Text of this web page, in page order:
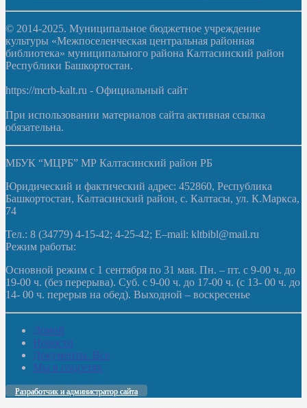
© 2014-2025. Муниципальное бюджетное учреждение
культуры «Межпоселенческая центральная районная
библиотека» муниципального района Калтасинский район
Республики Башкортостан.
https://mcrb-kalt.ru - Официальный сайт
При использовании материалов сайта активная ссылка
обязательна.
МБУК “МЦРБ” МР Калтасинский район РБ
Юридический и фактический адрес: 452860, Республика
Башкортостан, Калтасинский район, с. Калтасы, ул. К.Маркса,
74
Тел.: 8 (34779) 4-15-42; 4-25-42; E–mail: kltbibl@mail.ru
Режим работы:
Основной режим с 1 сентября по 31 мая. Пн. – пт. с 9-00 ч. до
19-00 ч. (без перерыва). Суб. с 9-00 ч. до 17-00 ч. (с 13- 00 ч. до
14- 00 ч. перерыв на обед). Выходной – воскресенье
Домой
Новости
Документы. Все
Мы в соцсетях
Разработчик и администратор сайта